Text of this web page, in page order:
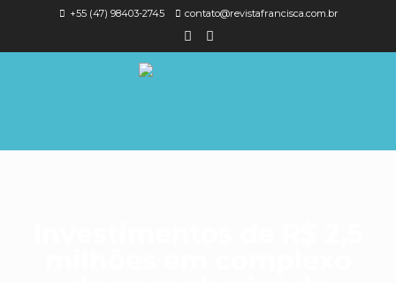
+55 (47) 98403-2745 contato@revistafrancisca.com.br